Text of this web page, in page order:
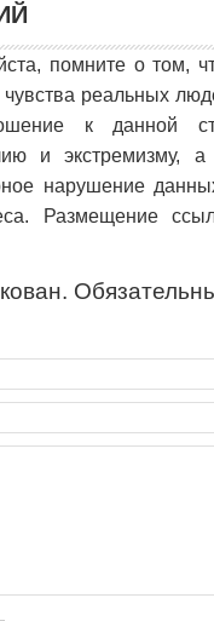
помните о том,
реальных
к данной
и экстремизму, а
нарушение
Размещение